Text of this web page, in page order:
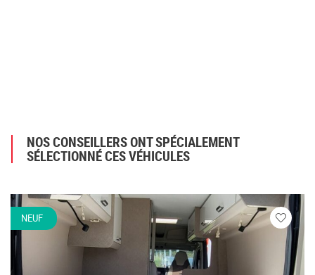
NOS CONSEILLERS ONT SPÉCIALEMENT
SÉLECTIONNÉ CES VÉHICULES
NEUF
Veuillez
vous